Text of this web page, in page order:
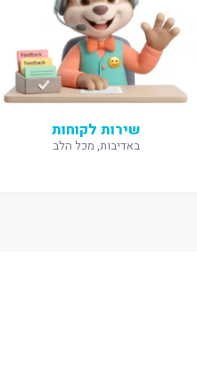
שירות לקוחות
באדיבות, מכל הלב